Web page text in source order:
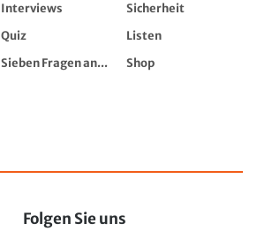
Interviews
Sicherheit
Quiz
Listen
Sieben Fragen an...
Shop
Folgen Sie uns